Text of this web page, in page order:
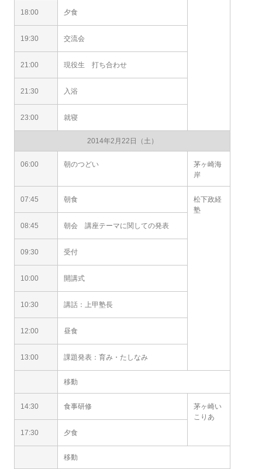
18:00 夕食
19:30 交流会
21:00 現役生 打ち合わせ
21:30 入浴
23:00 就寝
2014年2月22日（土）
06:00 朝のつどい
茅ヶ崎海
岸
07:45 朝食
松下政経
塾
08:45
朝会 講座テーマに関しての発表
09:30 受付
10:00 開講式
10:30 講話：上甲塾長
12:00 昼食
13:00 課題発表：育み・たしなみ
移動
14:30 食事研修
茅ヶ崎い
こりあ
17:30
夕食
移動